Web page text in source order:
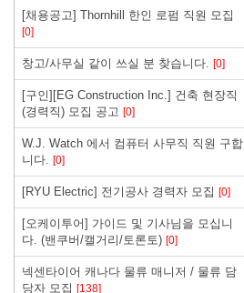
[채용공고] Thornhill 한인 로펌 직원 모집
[0]
창고/사무실 같이 쓰실 분 찾습니다. [0]
[구인][EG Construction Inc.] 건축 현장직
(경력직) 모집 공고 [0]
W.J. Watch 에서 컴퓨터 사무직 직원 구합
니다.
[0]
[RYU Electric] 전기공사 경력자 모집 [0]
[오케이투어] 가이드 및 기사님을 모십니
다. (밴쿠버/캘거리/토론토) [0]
넥센타이어 캐나다 물류 매니저 / 물류 담
당자 모집 [138]